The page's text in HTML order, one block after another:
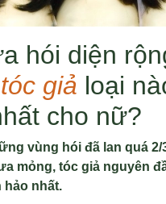
hói diện
tóc giả loại
cho nữ?
vùng hói đã lan quá 2/
mỏng, tóc giả nguyên
hảo nhất.